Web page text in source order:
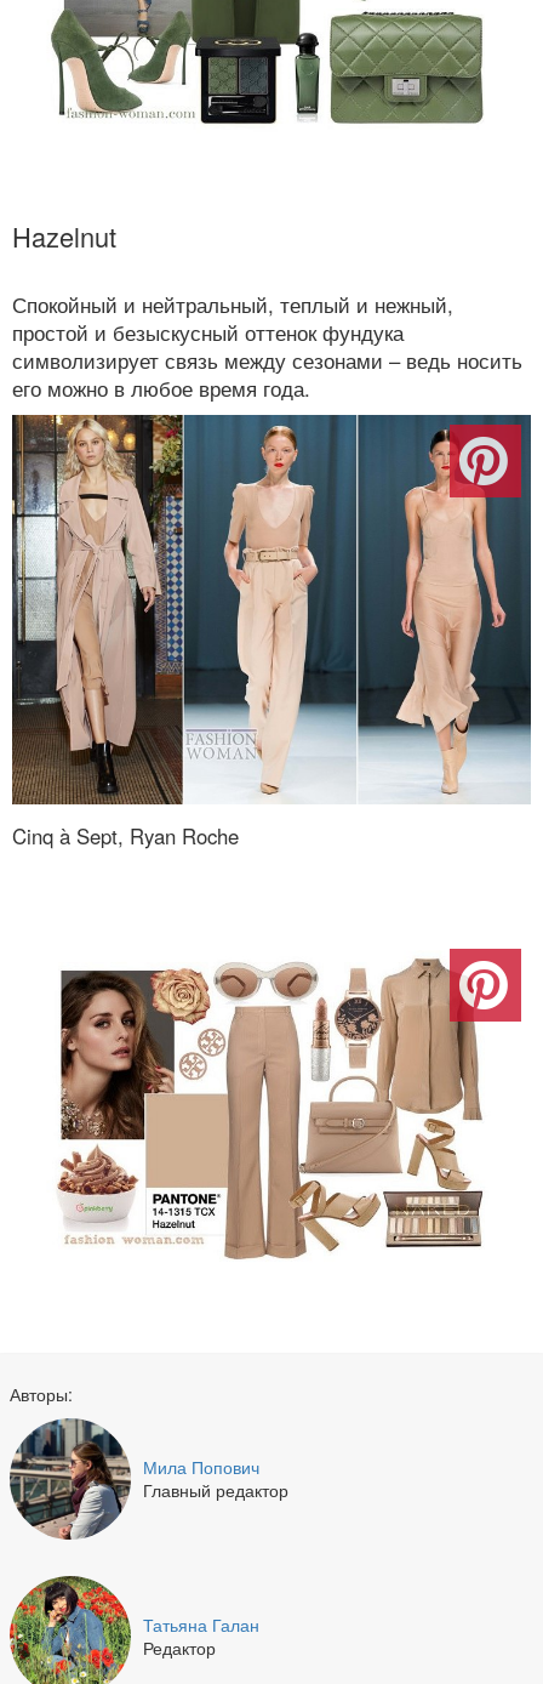
Hazelnut
Спокойный и нейтральный, теплый и нежный,
простой и безыскусный оттенок фундука
символизирует связь между сезонами – ведь носить
его можно в любое время года.
Cinq à Sept, Ryan Roche
Авторы:
Мила Попович
Главный редактор
Татьяна Галан
Редактор